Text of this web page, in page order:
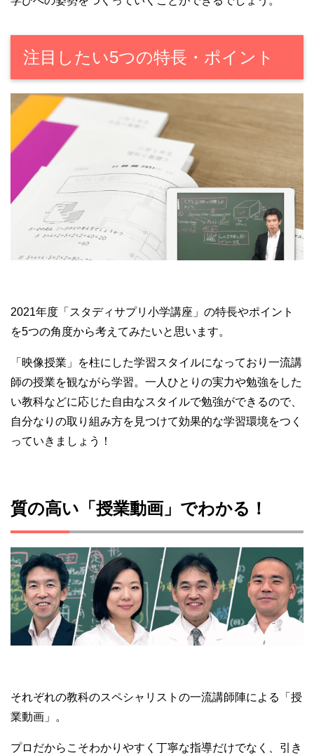
注目したい5つの特長・ポイント
2021年度「スタディサプリ小学講座」の特長やポイント
を5つの角度から考えてみたいと思います。
「映像授業」を柱にした学習スタイルになっており一流講
師の授業を観ながら学習。一人ひとりの実力や勉強をした
い教科などに応じた自由なスタイルで勉強ができるので、
自分なりの取り組み方を見つけて効果的な学習環境をつく
っていきましょう！
質の高い「授業動画」でわかる！
それぞれの教科のスペシャリストの一流講師陣による「授
業動画」。
プロだからこそわかりやすく丁寧な指導だけでなく、引き